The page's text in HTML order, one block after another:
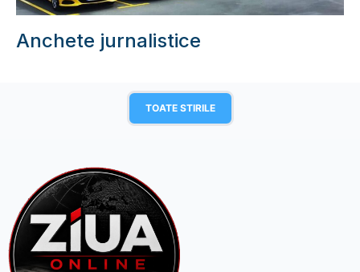
Anchete jurnalistice
TOATE STIRILE